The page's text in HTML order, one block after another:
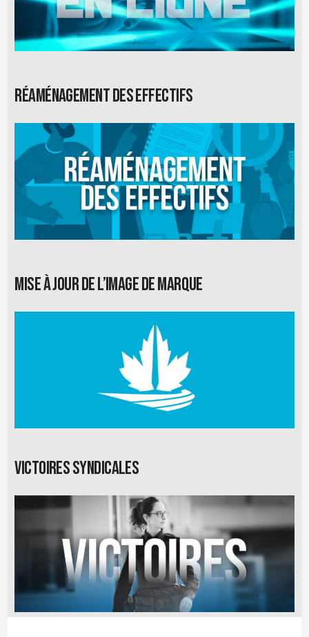
Réaménagement des effectifs
Mise à jour de l’image de marque
Victoires syndicales